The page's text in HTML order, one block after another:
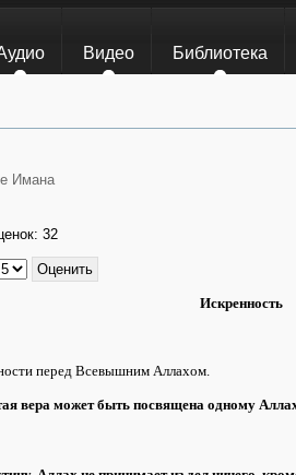
Видео Библиотека
Имана
32
Искренность
перед Всевышним Аллахом.
вера может быть посвящена одному